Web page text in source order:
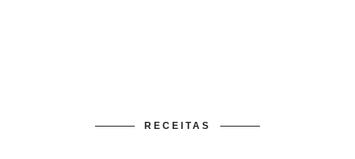
RECEITAS